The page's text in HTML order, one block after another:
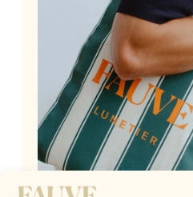
Des lunettes françaises à 155€,
opticiennes passionnées
AIDE